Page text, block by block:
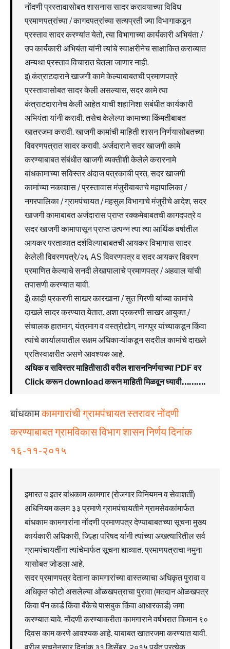
नोंदणी प्रस्तावासोबत शासनास सादर करावयाच्या विविध
प्रमाणपत्रांच्या / कागदपत्रांच्या सत्यप्रती ज्या विभागाकडून
प्रस्ताव सादर करण्यांत येतो, त्या विभागाच्या कार्यकारी अभियंता /
उप कार्यकारी अभियंता यांनी त्यांचे स्वाक्षरीनेच साक्षाकित कराव्यात
अन्यथा प्रस्ताव विचारात घेतला जाणार नाही.
इ) कंत्राटदाराने खाजगी कामे केल्याबाबतची प्रमाणपत्रे
प्रस्तावासोबत सादर केली असल्यास, सदर कामे त्या
कंत्राटदारानेच केली आहेत याची शहानिशा सबंधीत कार्यकारी
अभियंता यांनी करावी. तसेच केलेल्या कामाच्या किंमतीबाबत
खातरजमा करावी. खाजगी कामांची माहिती शासन निर्णयासोबतच्या
विवरणपत्रात सादर करावी. अर्जदाराने सदर खाजगी कामे
करण्याबाबत संबंधीत खाजगी व्यक्तीशी केलेले करारनामे
बांधकामाच्या सविस्तर अंदाज पत्रकाची प्रत, सदर खाजगी
कामांच्या नकाशास / प्रस्तावास मंजुरीबाबतचे महापालिका /
नगरपालिका / ग्रामपंचायत / महसुल विभागाचे मंजुरीचे आदेश, सदर
खाजगी कामाबाबत अर्जदारास प्राप्त रक्कमेबाबतची कागदपत्रे व
सदर खाजगी कामापासून प्राप्त उत्पन्न त्या त्या आर्थिक वर्षातील
आयकर परताव्यात दर्शविल्याबाबतची आयकर विभागास सादर
केलेली विवरणपत्रे/२६ AS विवरणपत्र व सदर आयकर विवरण
प्रमाणित केल्याचे सनदी लेखापालाचे प्रमाणपत्र / अहवाल यांची
तपासणी करण्यात यावी.
ई) काही प्रकरणी साखर कारखाना / सुत गिरणी यांच्या कामांचे
दाखले सादर करण्यात येतात. अशा प्रकरणी साखर आयुक्त /
संचालक हातमाग, यंत्रमाग व वस्त्रोद्योग, नागपुर यांच्याकडून किंवा
त्यांचे कार्यालयातील सक्षम अधिकाऱ्यांकडून सदरील कामांचे दाखले
प्रतिस्वाक्षरीत असणे आवश्यक आहे.
अधिक व सविस्तर माहितीसाठी वरील शासननिर्णयाच्या PDF वर
Click करून download करून माहिती मिळवून घ्यावी……….
बांधकामकामगारांची ग्रामपंचायत स्तरावर नोंदणी
करण्याबाबत ग्रामविकास विभाग शासन निर्णय दिनांक
१६-११-२०१५
इमारत व इतर बांधकाम कामगार (रोजगार विनियमन व सेवाशर्ती)
अधिनियम कलम ३३ प्रमाणे ग्रामपंचायतीने ग्रामसेवकांमार्फत
बांधकाम कामगारांना नोंदणी प्रमाणपत्र देण्याबाबतच्या सूचना मुख्य
कार्यकारी अधिकारी, जिल्हा परिषद यांनी त्यांच्या अखत्यारितील सर्व
ग्रामपंचायतींना त्यांचेमार्फत सूचना द्याव्यात. प्रमाणपत्राचा नमुना
यासोबत जोडला आहे.
सदर प्रमाणपत्र देताना कामगारांच्या वास्तव्याचा अधिकृत पुरावा व
अधिकृत फोटो असलेल्या ओळखपत्राचा पुरावा (मतदान ओळखपत्र
किंवा पॅन कार्ड किंवा बँकेचे पासबुक किंवा आधारकार्ड) जमा
करण्यात यावे. नोंदणी करण्याकरीता कामगाराने वर्षभरात किमान ९०
दिवस काम करणे आवश्यक आहे. याबाबत खातरजमा करण्यात यावी.